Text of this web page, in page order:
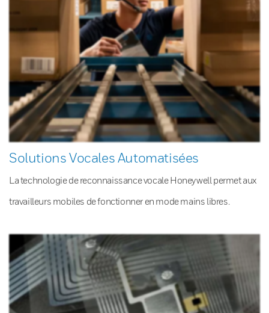
Solutions Vocales Automatisées
La technologie de reconnaissance vocale Honeywell permet aux
travailleurs mobiles de fonctionner en mode mains libres.